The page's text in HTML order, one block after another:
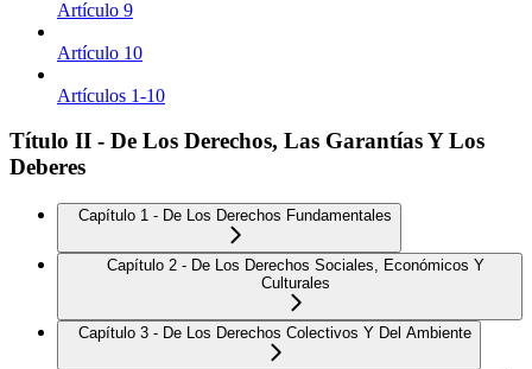
Artículo 9
Artículo 10
Artículos 1-10
Título II - De Los Derechos, Las Garantías Y Los
Deberes
Capítulo 1 - De Los Derechos Fundamentales
Capítulo 2 - De Los Derechos Sociales, Económicos Y
Culturales
Capítulo 3 - De Los Derechos Colectivos Y Del Ambiente